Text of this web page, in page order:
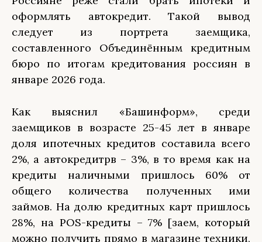
оформлять автокредит. Такой вывод
следует из портрета заемщика,
составленного Объединённым кредитным
бюро по итогам кредитования россиян в
январе 2026 года.
Как выяснил «Башинформ», среди
заемщиков в возрасте 25-45 лет в январе
доля ипотечных кредитов составила всего
2%, а автокредитрв – 3%, в то время как на
кредиты наличными пришлось 60% от
общего количества полученных ими
займов. На долю кредитных карт пришлось
28%, на POS-кредиты – 7% [заем, который
можно получить прямо в магазине техники,